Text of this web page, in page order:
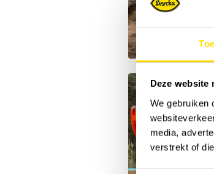
Deze website
We gebruiken
media,
verstrekt of